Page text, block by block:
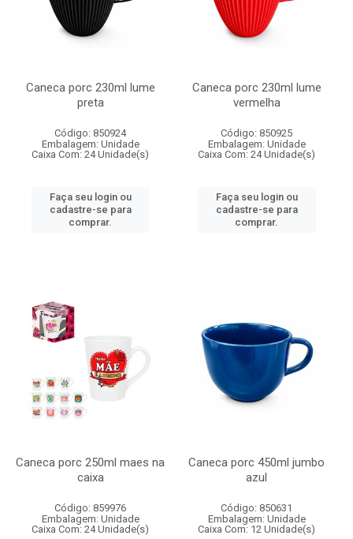
Caneca porc 230ml lume
preta
Código: 850924
Embalagem: Unidade
Caixa Com: 24 Unidade(s)
Faça seu login ou
cadastre-se para
comprar.
Caneca porc 230ml lume
vermelha
Código: 850925
Embalagem: Unidade
Caixa Com: 24 Unidade(s)
Faça seu login ou
cadastre-se para
comprar.
Caneca porc 250ml maes na
caixa
Código: 859976
Embalagem: Unidade
Caixa Com: 24 Unidade(s)
Caneca porc 450ml jumbo
azul
Código: 850631
Embalagem: Unidade
Caixa Com: 12 Unidade(s)